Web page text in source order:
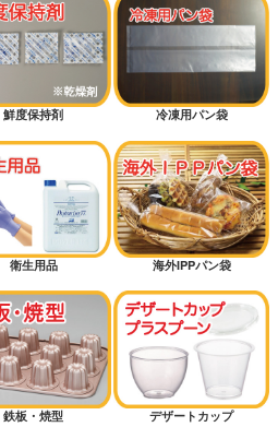
鮮度保持剤 冷凍用パン袋
衛生用品 海外IPPパン袋
鉄板・焼型 デザートカップ